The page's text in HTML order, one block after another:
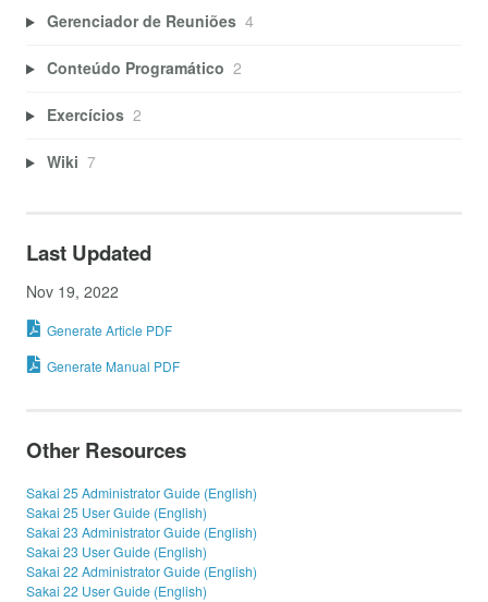
Gerenciador de Reuniões 4
Conteúdo Programático 2
Exercícios 2
Wiki 7
Last Updated
Nov 19, 2022
Generate Article PDF
Generate Manual PDF
Other Resources
Sakai 25 Administrator Guide (English)
Sakai 25 User Guide (English)
Sakai 23 Administrator Guide (English)
Sakai 23 User Guide (English)
Sakai 22 Administrator Guide (English)
Sakai 22 User Guide (English)